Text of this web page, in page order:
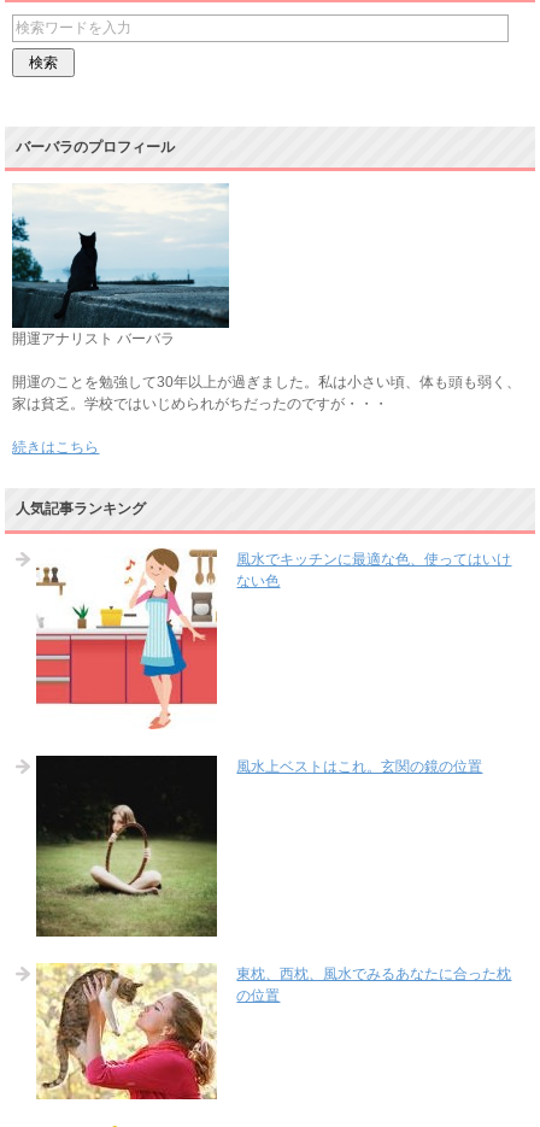
バーバラのプロフィール
開運アナリスト バーバラ
開運のことを勉強して30年以上が過ぎました。私は小さい頃、体も頭も弱く、
家は貧乏。学校ではいじめられがちだったのですが・・・
続きはこちら
人気記事ランキング
風水でキッチンに最適な色、使ってはいけ
ない色
風水上ベストはこれ。玄関の鏡の位置
東枕、西枕、風水でみるあなたに合った枕
の位置